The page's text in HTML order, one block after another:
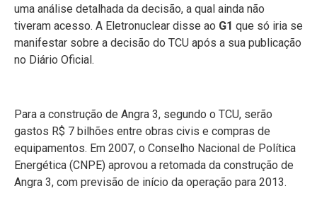
uma análise detalhada da decisão, a qual ainda não
tiveram acesso. A Eletronuclear disse ao G1 que só iria se
manifestar sobre a decisão do TCU após a sua publicação
no Diário Oficial.
Para a construção de Angra 3, segundo o TCU, serão
gastos R$ 7 bilhões entre obras civis e compras de
equipamentos. Em 2007, o Conselho Nacional de Política
Energética (CNPE) aprovou a retomada da construção de
Angra 3, com previsão de início da operação para 2013.